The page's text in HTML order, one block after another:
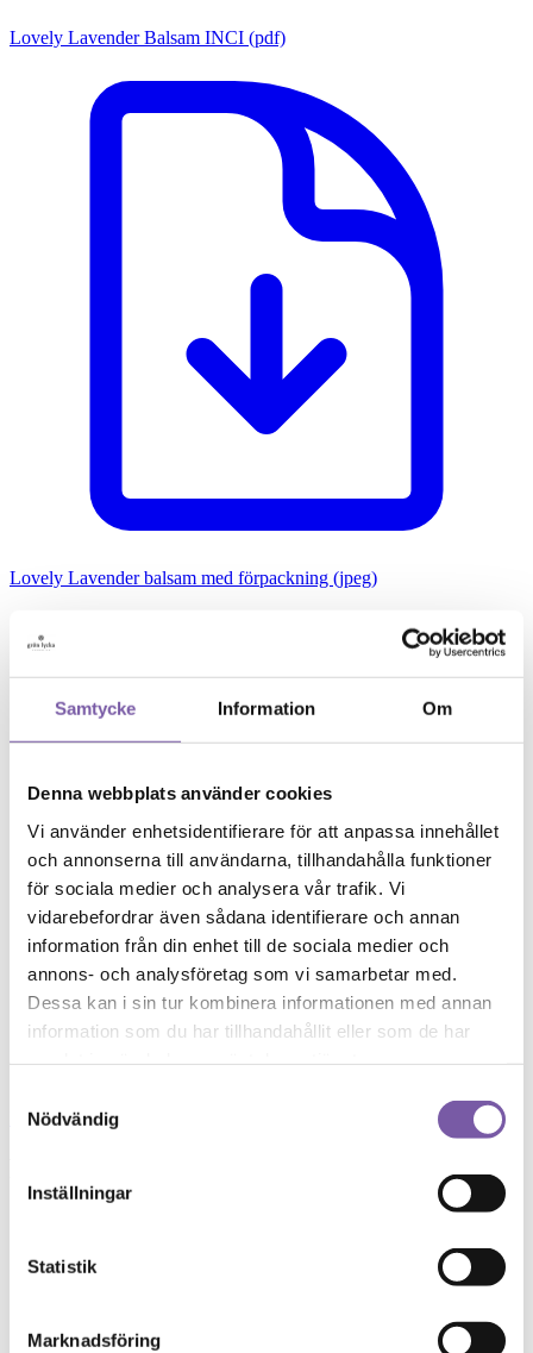
Samtycke Information Om
Denna webbplats använder cookies
Vi använder enhetsidentifierare för att anpassa innehållet
och annonserna till användarna, tillhandahålla funktioner
för sociala medier och analysera vår trafik. Vi
vidarebefordrar även sådana identifierare och annan
information från din enhet till de sociala medier och
annons- och analysföretag som vi samarbetar med.
Dessa kan i sin tur kombinera informationen med annan
information som du har tillhandahållit eller som de har
Nödvändig
Inställningar
Statistik
Marknadsföring
Lovely Lavender Balsam INCI (pdf)
Lovely Lavender balsam med förpackning (jpeg)
Lovely Lavender balsam utan förpackning (png)
Rating: 5/5
Mon Jun 29 2026 20:13:27 GMT+0000 (Coordinated Universal
lovely lavender balsam
Golden Rose Schampo